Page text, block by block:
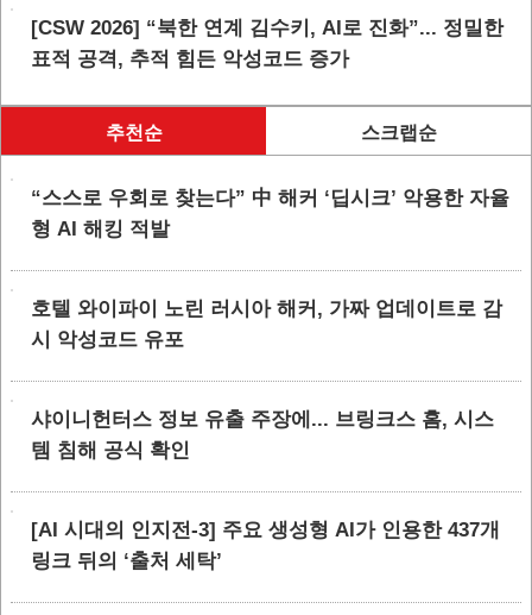
[CSW 2026] “북한 연계 김수키, AI로 진화”... 정밀한
표적 공격, 추적 힘든 악성코드 증가
추천순 스크랩순
“스스로 우회로 찾는다” 中 해커 ‘딥시크’ 악용한 자율
형 AI 해킹 적발
호텔 와이파이 노린 러시아 해커, 가짜 업데이트로 감
시 악성코드 유포
샤이니헌터스 정보 유출 주장에... 브링크스 홈, 시스
템 침해 공식 확인
[AI 시대의 인지전-3] 주요 생성형 AI가 인용한 437개
링크 뒤의 ‘출처 세탁’